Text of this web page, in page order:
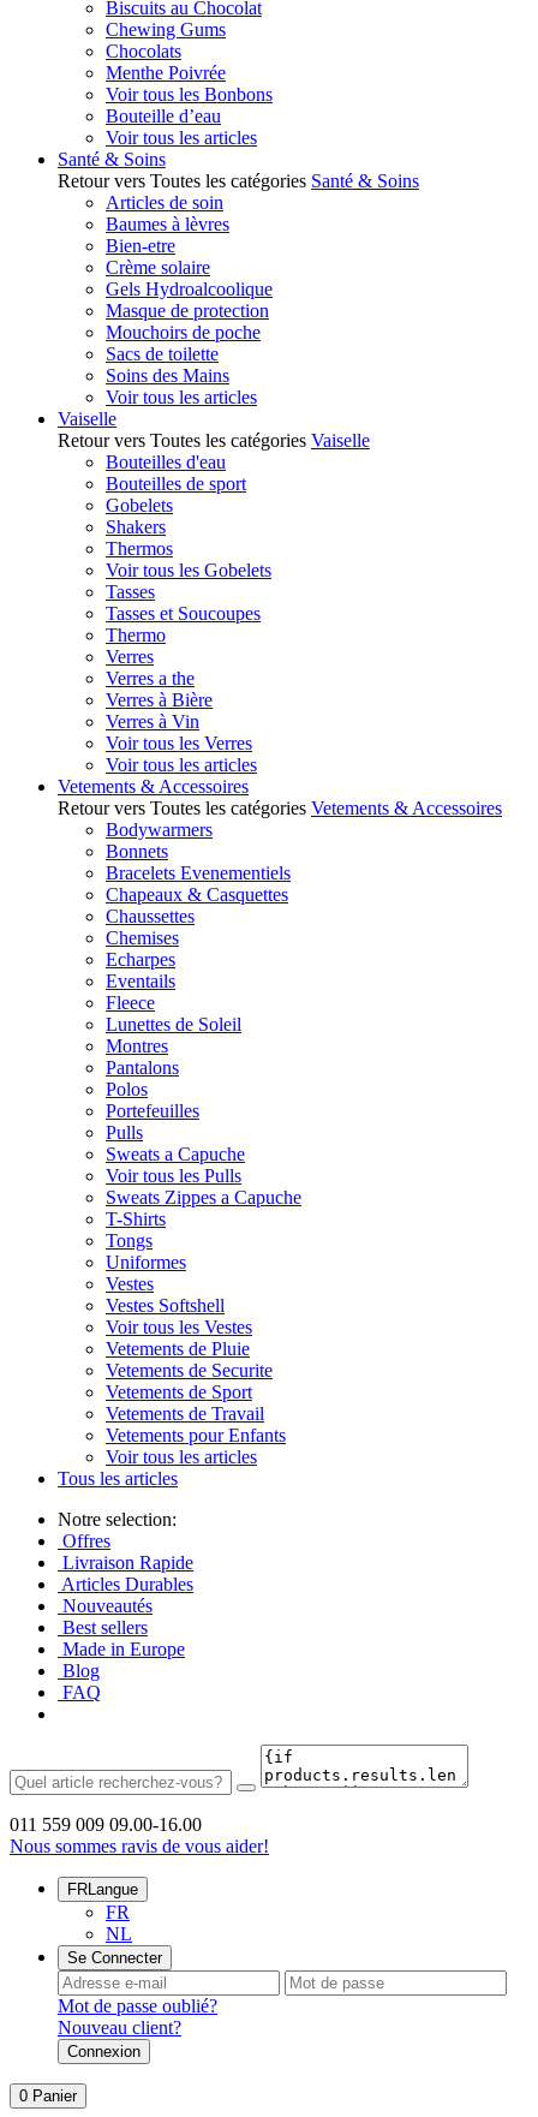
Biscuits au Chocolat
Chewing Gums
Chocolats
Menthe Poivrée
Voir tous les Bonbons
Bouteille d’eau
Voir tous les articles
Santé & Soins
Retour vers Toutes les catégories Santé & Soins
Articles de soin
Baumes à lèvres
Bien-etre
Crème solaire
Gels Hydroalcoolique
Masque de protection
Mouchoirs de poche
Sacs de toilette
Soins des Mains
Voir tous les articles
Vaiselle
Retour vers Toutes les catégories Vaiselle
Bouteilles d'eau
Bouteilles de sport
Gobelets
Shakers
Thermos
Voir tous les Gobelets
Tasses
Tasses et Soucoupes
Thermo
Verres
Verres a the
Verres à Bière
Verres à Vin
Voir tous les Verres
Voir tous les articles
Vetements & Accessoires
Retour vers Toutes les catégories Vetements & Accessoires
Bodywarmers
Bonnets
Bracelets Evenementiels
Chapeaux & Casquettes
Chaussettes
Chemises
Echarpes
Eventails
Fleece
Lunettes de Soleil
Montres
Pantalons
Polos
Portefeuilles
Pulls
Sweats a Capuche
Voir tous les Pulls
Sweats Zippes a Capuche
T-Shirts
Tongs
Uniformes
Vestes
Vestes Softshell
Voir tous les Vestes
Vetements de Pluie
Vetements de Securite
Vetements de Sport
Vetements de Travail
Vetements pour Enfants
Voir tous les articles
Tous les articles
Notre selection:
Offres
Livraison Rapide
Articles Durables
Nouveautés
Best sellers
Made in Europe
Blog
FAQ
011 559 009 09.00-16.00
Nous sommes ravis de vous aider!
FRLangue
FR
NL
Se Connecter
Mot de passe oublié?
Nouveau client?
Connexion
0 Panier